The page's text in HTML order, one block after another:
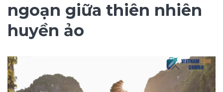
ngoạn giữa thiên nhiên
huyền ảo